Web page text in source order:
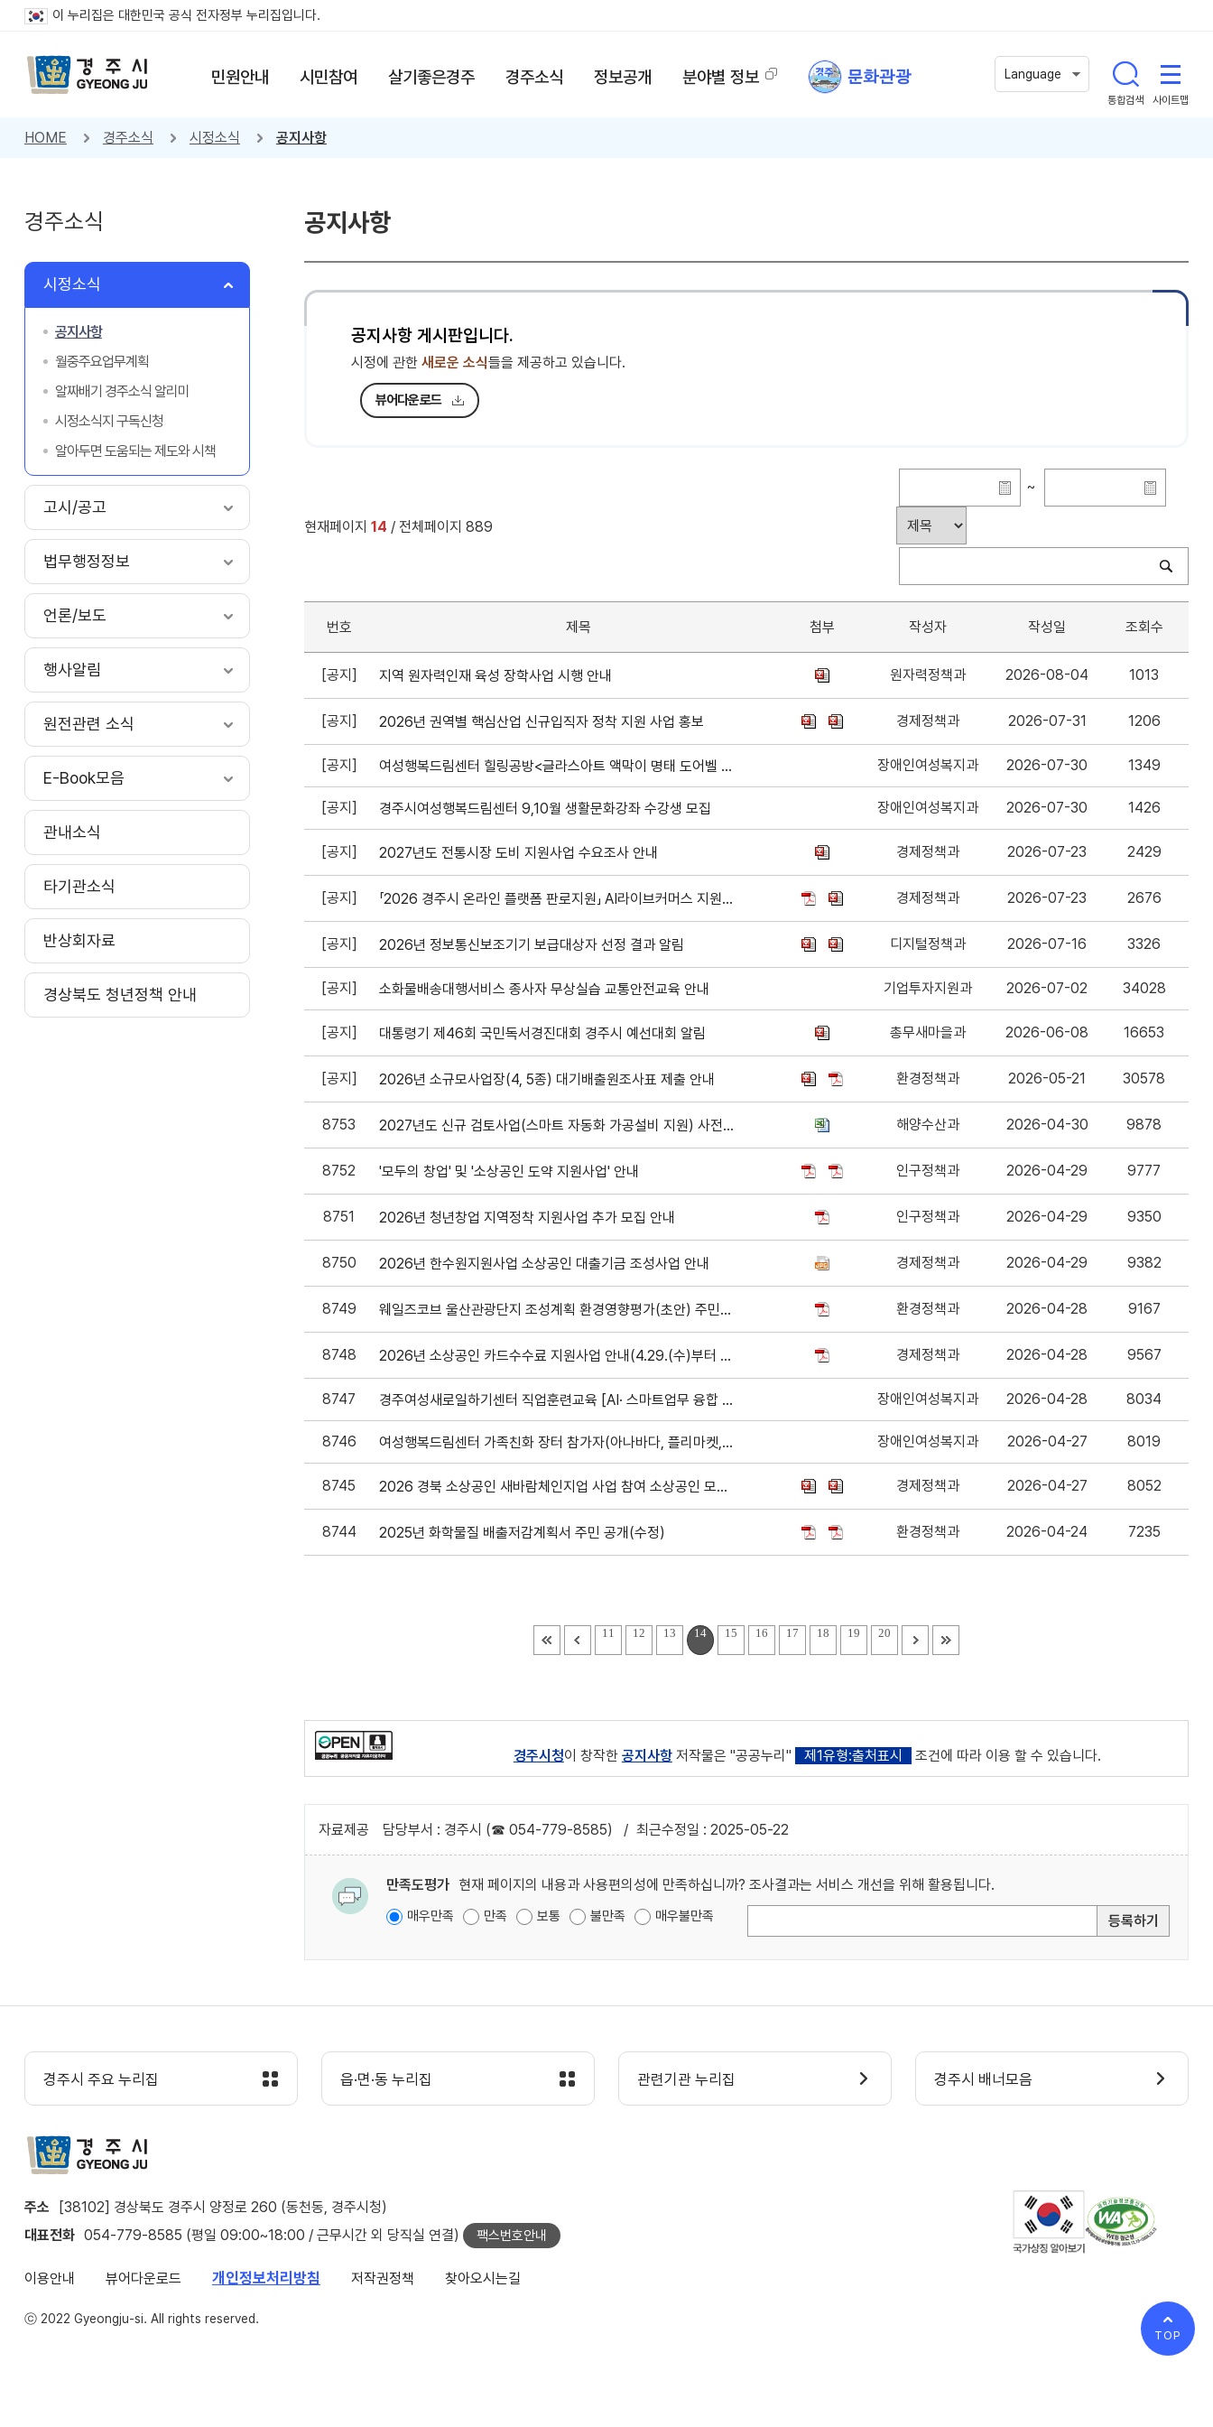
이 누리집은 대한민국 공식 전자정부 누리집입니다.
민원안내 시민참여 살기좋은경주 경주소식 정보공개 분야별 정보 문화관광 Language
통합검색 사이트맵
HOME 경주소식 시정소식 공지사항
경주소식
시정소식
공지사항
월중주요업무계획
알짜배기 경주소식 알리미
시정소식지 구독신청
알아두면 도움되는 제도와 시책
고시/공고
법무행정정보
언론/보도
행사알림
원전관련 소식
E-Book모음
관내소식
타기관소식
반상회자료
경상북도 청년정책 안내
공지사항
공지사항 게시판입니다.
시정에 관한새로운 소식들을 제공하고 있습니다.
뷰어다운로드
현재페이지 14 / 전체페이지 889
~
번호 제목 첨부 작성자 작성일 조회수
[공지] 지역 원자력인재 육성 장학사업 시행 안내 원자력정책과 2026-08-04 1013
[공지] 2026년 권역별 핵심산업 신규입직자 정착 지원 사업 홍보 경제정책과 2026-07-31 1206
[공지] 여성행복드림센터 힐링공방<글라스아트 액막이 명태 도어벨 만들기> 수강생 모집 장애인여성복지과 2026-07-30 1349
[공지] 경주시여성행복드림센터 9,10월 생활문화강좌 수강생 모집 장애인여성복지과 2026-07-30 1426
[공지] 2027년도 전통시장 도비 지원사업 수요조사 안내 경제정책과 2026-07-23 2429
[공지] 「2026 경주시 온라인 플랫폼 판로지원」 AI라이브커머스 지원기업 추가모집 공고 경제정책과 2026-07-23 2676
[공지] 2026년 정보통신보조기기 보급대상자 선정 결과 알림 디지털정책과 2026-07-16 3326
[공지] 소화물배송대행서비스 종사자 무상실습 교통안전교육 안내 기업투자지원과 2026-07-02 34028
[공지] 대통령기 제46회 국민독서경진대회 경주시 예선대회 알림 총무새마을과 2026-06-08 16653
[공지] 2026년 소규모사업장(4, 5종) 대기배출원조사표 제출 안내 환경정책과 2026-05-21 30578
8753 2027년도 신규 검토사업(스마트 자동화 가공설비 지원) 사전수요 조사 알림 해양수산과 2026-04-30 9878
8752 '모두의 창업' 및 '소상공인 도약 지원사업' 안내 인구정책과 2026-04-29 9777
8751 2026년 청년창업 지역정착 지원사업 추가 모집 안내 인구정책과 2026-04-29 9350
8750 2026년 한수원지원사업 소상공인 대출기금 조성사업 안내 경제정책과 2026-04-29 9382
8749 웨일즈코브 울산관광단지 조성계획 환경영향평가(초안) 주민설명회 개최 공고 안내 환경정책과 2026-04-28 9167
8748 2026년 소상공인 카드수수료 지원사업 안내(4.29.(수)부터 신청가능) 경제정책과 2026-04-28 9567
8747 경주여성새로일하기센터 직업훈련교육 [AI· 스마트업무 융합 실무과정 교육생 모집] 장애인여성복지과 2026-04-28 8034
8746 여성행복드림센터 가족친화 장터 참가자(아나바다, 플리마켓, 체험부스) 모집 장애인여성복지과 2026-04-27 8019
8745 2026 경북 소상공인 새바람체인지업 사업 참여 소상공인 모집 공고 경제정책과 2026-04-27 8052
8744 2025년 화학물질 배출저감계획서 주민 공개(수정) 환경정책과 2026-04-24 7235
11 12 13 14 15 16 17 18 19 20
경주시청이 창작한 공지사항저작물은 "공공누리" 제1유형:출처표시 조건에 따라 이용 할 수 있습니다.
자료제공 담당부서 : 경주시 (☎ 054-779-8585) / 최근수정일 : 2025-05-22
만족도평가 현재 페이지의 내용과 사용편의성에 만족하십니까? 조사결과는 서비스 개선을 위해 활용됩니다.
매우만족 만족 보통 불만족 매우불만족 등록하기
경주시 주요 누리집 읍·면·동 누리집 관련기관 누리집 경주시 배너모음
주소
[38102] 경상북도 경주시 양정로 260 (동천동, 경주시청)
대표전화 054-779-8585 (평일 09:00~18:00 / 근무시간 외 당직실 연결) 팩스번호안내
이용안내 뷰어다운로드 개인정보처리방침 저작권정책 찾아오시는길
ⓒ 2022 Gyeongju-si. All rights reserved.
TOP